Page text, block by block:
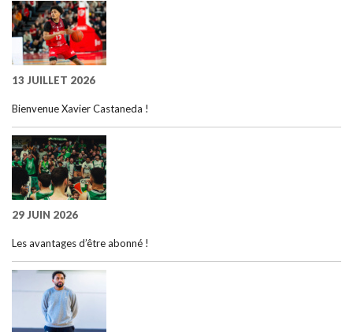
13 JUILLET 2026
Bienvenue Xavier Castaneda !
29 JUIN 2026
Les avantages d’être abonné !